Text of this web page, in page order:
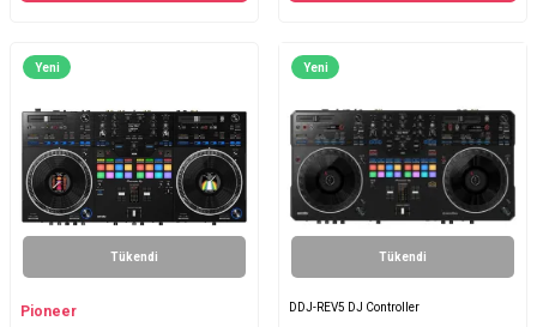
Yeni
Tükendi
Pioneer
Yeni
Tükendi
DDJ-REV5 DJ Controller